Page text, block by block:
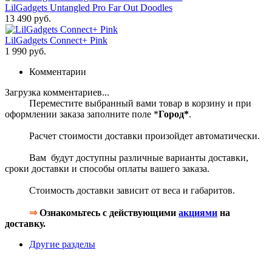
LilGadgets Untangled Pro Far Out Doodles
13 490 руб.
LilGadgets Connect+ Pink
1 990 руб.
Комментарии
Загрузка комментариев...
Переместите выбранный вами товар в корзину и при
оформлении заказа заполните поле *Город*.
Расчет стоимости доставки произойдет автоматически.
Вам будут доступны различные варианты доставки,
сроки доставки и способы оплаты вашего заказа.
Стоимость доставки зависит от веса и габаритов.
⇒Ознакомьтесь с действующими акциями на
доставку.
Другие разделы